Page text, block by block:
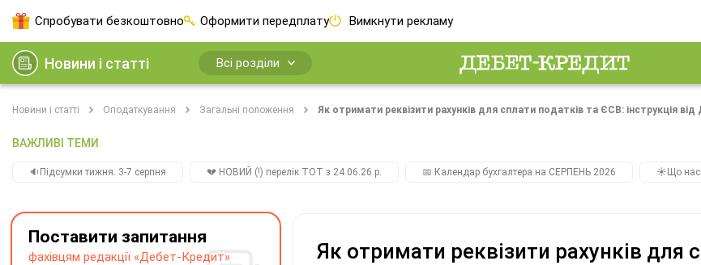
Спробувати безкоштовно Оформити передплату Вимкнути рекламу
Новини і статті Всі розділи
Новини і статті Оподаткування Загальні положення Як отримати реквізити рахунків для сплати податків та ЄСВ: інструкція
ВАЖЛИВІ ТЕМИ
🔉Підсумки тижня. 3-7 серпня 💔 НОВИЙ (!) перелік ТОТ з 24.06.26 р. 📅 Календар бухгалтера на СЕРПЕНЬ 2026 ☀️Що нас
Як отримати реквізити рахунків для
Поставити запитання
фахівцям редакції «Дебет-Кредит»